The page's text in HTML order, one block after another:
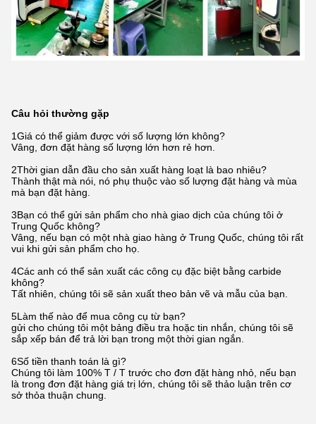
Câu hỏi thường gặp
1Giá có thể giảm được với số lượng lớn không?
Vâng, đơn đặt hàng số lượng lớn hơn rẻ hơn.
2Thời gian dẫn đầu cho sản xuất hàng loạt là bao nhiêu?
Thành thật mà nói, nó phụ thuộc vào số lượng đặt hàng và mùa
mà bạn đặt hàng.
3Bạn có thể gửi sản phẩm cho nhà giao dịch của chúng tôi ở
Trung Quốc không?
Vâng, nếu bạn có một nhà giao hàng ở Trung Quốc, chúng tôi rất
vui khi gửi sản phẩm cho họ.
4Các anh có thể sản xuất các công cụ đặc biệt bằng carbide
không?
Tất nhiên, chúng tôi sẽ sản xuất theo bản vẽ và mẫu của bạn.
5Làm thế nào để mua công cụ từ bạn?
gửi cho chúng tôi một bảng điều tra hoặc tin nhắn, chúng tôi sẽ
sắp xếp bán để trả lời bạn trong một thời gian ngắn.
6Số tiền thanh toán là gì?
Chúng tôi làm 100% T / T trước cho đơn đặt hàng nhỏ, nếu bạn
là trong đơn đặt hàng giá trị lớn, chúng tôi sẽ thảo luận trên cơ
sở thỏa thuận chung.